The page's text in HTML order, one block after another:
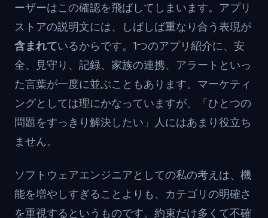
ーザーはこの確認を飛ばしてしまいます。アプリ
ストアの説明文には、しばしば重なり合う表現が
含まれているからです。1つのアプリ紹介に、安
全、見守り、記録、家族の連携、アラートといっ
た言葉が一度に並ぶこともあります。マーケティ
ングとしては理にかなっていますが、「ひとつの
問題をすっきり解決したい」人にはあまり役立ち
ません。
ソフトウェアエンジニアとしての私の考えは、機
能を増やしすぎることよりも、カテゴリの明確さ
を重視するというものです。約束だけ多くて不確